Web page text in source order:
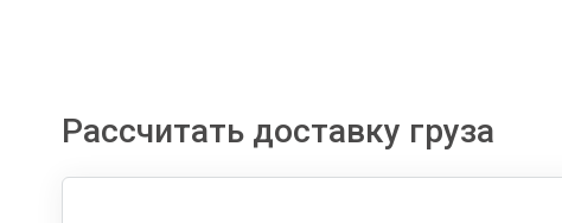
Рассчитать доставку груза